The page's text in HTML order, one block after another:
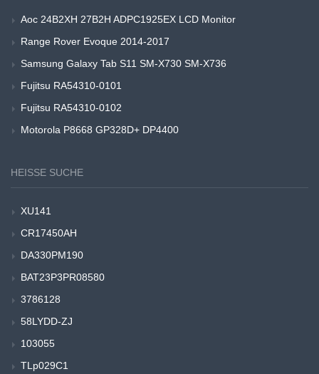
Aoc 24B2XH 27B2H ADPC1925EX LCD Monitor
Range Rover Evoque 2014-2017
Samsung Galaxy Tab S11 SM-X730 SM-X736
Fujitsu RA54310-0101
Fujitsu RA54310-0102
Motorola P8668 GP328D+ DP4400
HEISSE SUCHE
XU141
CR17450AH
DA330PM190
BAT23P3PR08580
3786128
58LYDD-ZJ
103055
TLp029C1